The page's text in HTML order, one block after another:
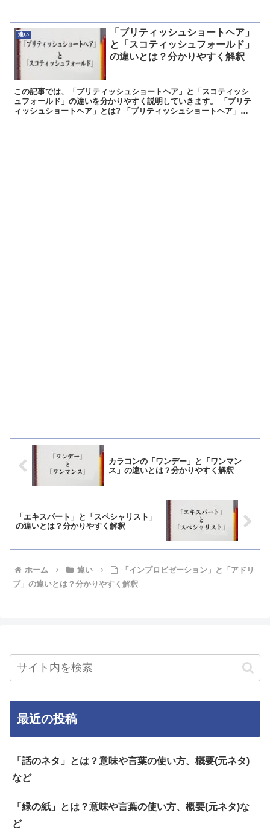
違い
「ブリティッシュショートヘア」
と「スコティッシュフォールド」
の違いとは？分かりやすく解釈
この記事では、「ブリティッシュショートヘア」と「スコティッシ
ュフォールド」の違いを分かりやすく説明していきます。 「ブリテ
ィッシュショートヘア」とは? 「ブリティッシュショートヘア」は
カラコンの「ワンデー」と「ワンマン
ス」の違いとは？分かりやすく解釈
「エキスパート」と「スペシャリスト」
の違いとは？分かりやすく解釈
ホーム 違い
「インプロビゼーション」と「アドリ
ブ」の違いとは？分かりやすく解釈
最近の投稿
「話のネタ」とは？意味や言葉の使い方、概要(元ネタ)
など
「緑の紙」とは？意味や言葉の使い方、概要(元ネタ)な
ど